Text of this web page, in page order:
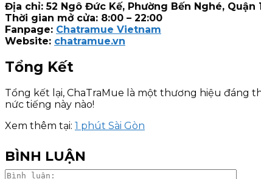
Địa chỉ: 52 Ngô Đức Kế, Phường Bến Nghé, Quận 1
Thời gian mở cửa: 8:00 – 22:00
Fanpage: Chatramue Vietnam
Website: chatramue.vn
Tổng Kết
Tổng kết lại, ChaTraMue là một thương hiệu đáng
nức tiếng này nào!
Xem thêm tại: 1 phút Sài Gòn
BÌNH LUẬN